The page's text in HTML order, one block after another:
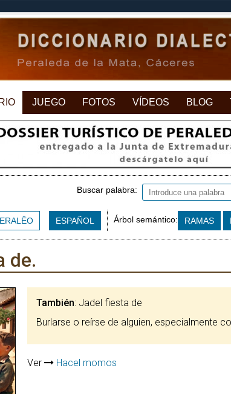
JUEGO FOTOS VÍDEOS BLOG
Buscar palabra:
ESPAÑOL Árbol semántico: RAMAS
de.
También: Jadel fiesta de
Burlarse o reírse de alguien, especialmente
Ver Hacel momos